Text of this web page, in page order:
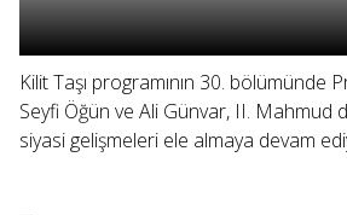
Kilit Taşı programının 30. bölümünde
Seyfi Öğün ve Ali Günvar, II. Mahmud
siyasi gelişmeleri ele almaya devam